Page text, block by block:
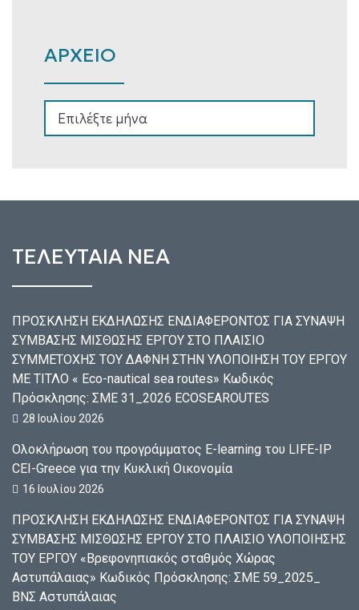
ΑΡΧΕΙΟ
ΤΕΛΕΥΤΑΙΑ ΝΕΑ
ΠΡΟΣΚΛΗΣΗ ΕΚΔΗΛΩΣΗΣ ΕΝΔΙΑΦΕΡΟΝΤΟΣ ΓΙΑ ΣΥΝΑΨΗ
ΣΥΜΒΑΣΗΣ ΜΙΣΘΩΣΗΣ ΕΡΓΟΥ ΣΤΟ ΠΛΑΙΣΙΟ
ΣΥΜΜΕΤΟΧΗΣ ΤΟΥ ΔΑΦΝΗ ΣΤΗΝ ΥΛΟΠΟΙΗΣΗ ΤΟΥ ΕΡΓΟΥ
ΜΕ ΤΙΤΛΟ « Eco-nautical sea routes» Κωδικός
Πρόσκλησης: ΣΜΕ 31_2026 ECOSEAROUTES
28 Ιουλίου 2026
Ολοκλήρωση του προγράμματος E-learning του LIFE-IP
CEI-Greece για την Κυκλική Οικονομία
16 Ιουλίου 2026
ΠΡΟΣΚΛΗΣΗ ΕΚΔΗΛΩΣΗΣ ΕΝΔΙΑΦΕΡΟΝΤΟΣ ΓΙΑ ΣΥΝΑΨΗ
ΣΥΜΒΑΣΗΣ ΜΙΣΘΩΣΗΣ ΕΡΓΟΥ ΣΤΟ ΠΛΑΙΣΙΟ ΥΛΟΠΟΙΗΣΗΣ
ΤΟΥ ΕΡΓΟΥ «Βρεφονηπιακός σταθμός Χώρας
Αστυπάλαιας» Κωδικός Πρόσκλησης: ΣΜΕ 59_2025_
ΒΝΣ Αστυπάλαιας